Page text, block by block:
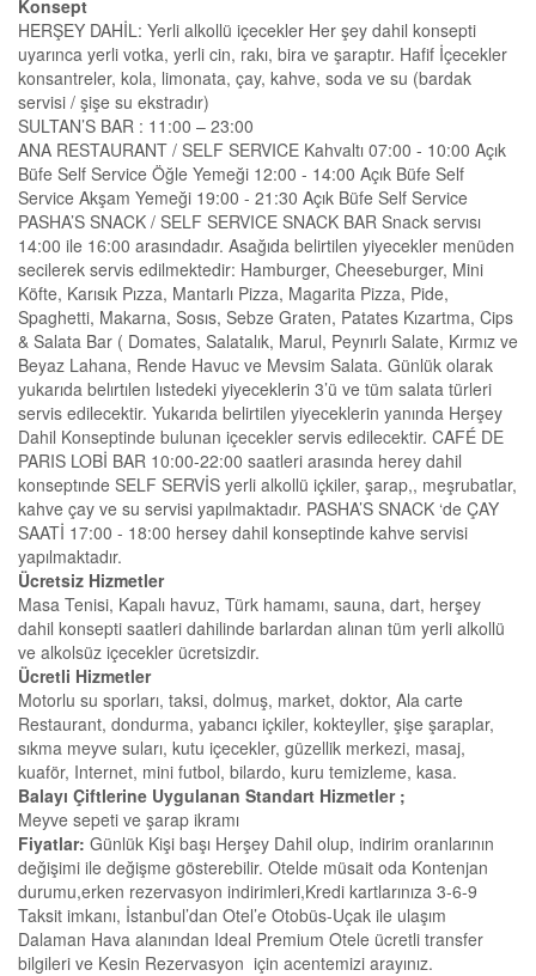
Konsept
HERŞEY DAHİL: Yerli alkollü içecekler Her şey dahil konsepti
uyarınca yerli votka, yerli cin, rakı, bira ve şaraptır. Hafif İçecekler
konsantreler, kola, limonata, çay, kahve, soda ve su (bardak
servisi / şişe su ekstradır)
SULTAN’S BAR : 11:00 – 23:00
ANA RESTAURANT / SELF SERVICE Kahvaltı 07:00 - 10:00 Açık
Büfe Self Service Öğle Yemeği 12:00 - 14:00 Açık Büfe Self
Service Akşam Yemeği 19:00 - 21:30 Açık Büfe Self Service
PASHA’S SNACK / SELF SERVICE SNACK BAR Snack servısı
14:00 ile 16:00 arasındadır. Asağıda belirtilen yiyecekler menüden
secilerek servis edilmektedir: Hamburger, Cheeseburger, Mini
Köfte, Karısık Pızza, Mantarlı Pizza, Magarita Pizza, Pide,
Spaghetti, Makarna, Sosıs, Sebze Graten, Patates Kızartma, Cips
& Salata Bar ( Domates, Salatalık, Marul, Peynırlı Salate, Kırmız ve
Beyaz Lahana, Rende Havuc ve Mevsim Salata. Günlük olarak
yukarıda belırtılen lıstedeki yiyeceklerin 3’ü ve tüm salata türleri
servis edilecektir. Yukarıda belirtilen yiyeceklerin yanında Herşey
Dahil Konseptinde bulunan içecekler servis edilecektir. CAFÉ DE
PARIS LOBİ BAR 10:00-22:00 saatleri arasında herey dahil
konseptınde SELF SERVİS yerli alkollü içkiler, şarap,, meşrubatlar,
kahve çay ve su servisi yapılmaktadır. PASHA’S SNACK ‘de ÇAY
SAATİ 17:00 - 18:00 hersey dahil konseptinde kahve servisi
yapılmaktadır.
Ücretsiz Hizmetler
Masa Tenisi, Kapalı havuz, Türk hamamı, sauna, dart, herşey
dahil konsepti saatleri dahilinde barlardan alınan tüm yerli alkollü
ve alkolsüz içecekler ücretsizdir.
Ücretli Hizmetler
Motorlu su sporları, taksi, dolmuş, market, doktor, Ala carte
Restaurant, dondurma, yabancı içkiler, kokteyller, şişe şaraplar,
sıkma meyve suları, kutu içecekler, güzellik merkezi, masaj,
kuaför, Internet, mini futbol, bilardo, kuru temizleme, kasa.
Balayı Çiftlerine Uygulanan Standart Hizmetler ;
Meyve sepeti ve şarap ikramı
Fiyatlar: Günlük Kişi başı Herşey Dahil olup, indirim oranlarının
değişimi ile değişme gösterebilir. Otelde müsait oda Kontenjan
durumu,erken rezervasyon indirimleri,Kredi kartlarınıza 3-6-9
Taksit imkanı, İstanbul’dan Otel’e Otobüs-Uçak ile ulaşım
Dalaman Hava alanından Ideal Premium Otele ücretli transfer
bilgileri ve Kesin Rezervasyon için acentemizi arayınız.